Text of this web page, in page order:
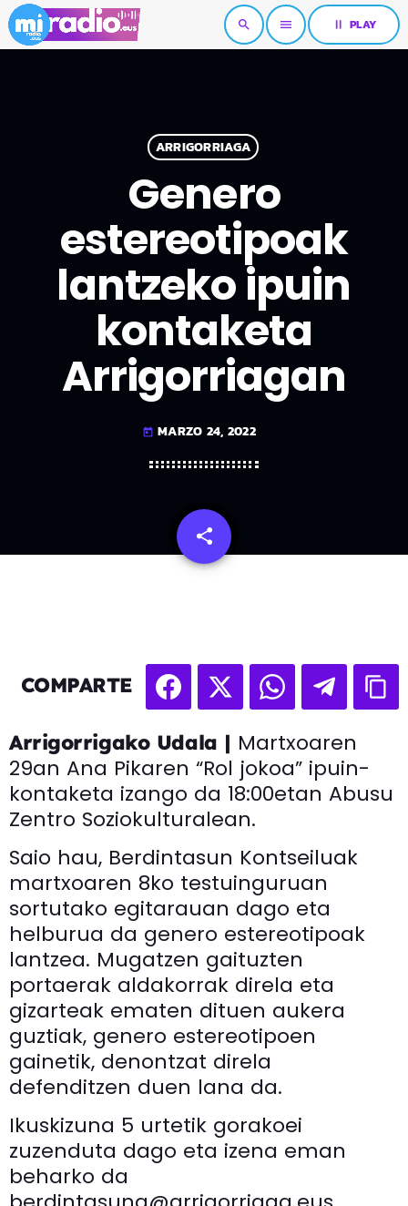
search menu pause PLAY
ARRIGORRIAGA
Genero
estereotipoak
lantzeko ipuin
kontaketa
Arrigorriagan
today MARZO 24, 2022
share
email
COMPARTE
Arrigorrigako Udala | Martxoaren
29an Ana Pikaren “Rol jokoa” ipuin-
kontaketa izango da 18:00etan Abusu
Zentro Soziokulturalean.
Saio hau, Berdintasun Kontseiluak
martxoaren 8ko testuinguruan
sortutako egitarauan dago eta
helburua da genero estereotipoak
lantzea. Mugatzen gaituzten
portaerak aldakorrak direla eta
gizarteak ematen dituen aukera
guztiak, genero estereotipoen
gainetik, denontzat direla
defenditzen duen lana da.
Ikuskizuna 5 urtetik gorakoei
zuzenduta dago eta izena eman
beharko da